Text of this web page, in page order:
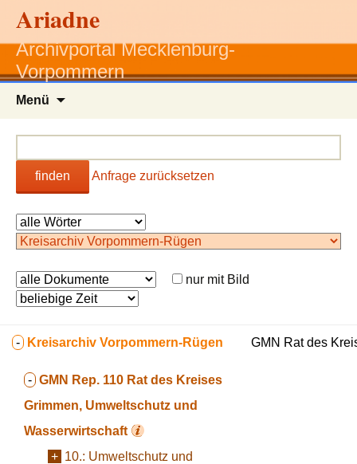
Ariadne
Archivportal Mecklenburg-
Vorpommern
Menü
finden Anfrage zurücksetzen
nur mit Bild
- Kreisarchiv Vorpommern-Rügen
- GMN Rep. 110 Rat des Kreises
Grimmen, Umweltschutz und
Wasserwirtschaft
+ 10.: Umweltschutz und
GMN Rat des